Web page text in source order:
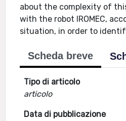
about the complexity of
with the robot IROMEC,
situation, in order to
Scheda breve
Tipo di articolo
articolo
Data di pubblicazione